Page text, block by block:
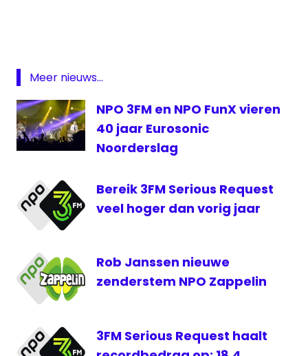
live
Serious
Request
tussenstand
Meer nieuws...
NPO 3FM en NPO FunX vieren
40 jaar Eurosonic
Noorderslag
Bereik 3FM Serious Request
veel hoger dan vorig jaar
Rob Janssen nieuwe
zenderstem NPO Zappelin
3FM Serious Request haalt